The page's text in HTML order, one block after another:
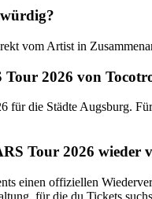
vom Artist in
2026 von
für die Städte Augsburg.
Tour 2026 wieder
einen offiziellen
für die du Tickets